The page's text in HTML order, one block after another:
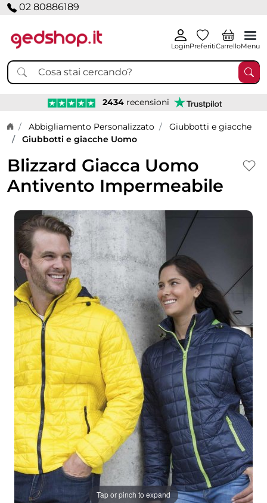
02 80886189
LoginPreferitiCarrelloMenu
2434 recensioni
Home page
Abbigliamento Personalizzato
Giubbotti e giacche
Giubbotti e giacche Uomo
Blizzard Giacca Uomo
Antivento Impermeabile
Tap or pinch to expand